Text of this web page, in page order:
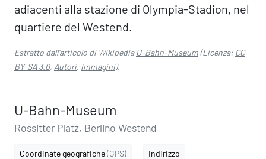
adiacenti alla stazione di Olympia-Stadion, nel
quartiere del Westend.
Estratto dall'articolo di Wikipedia U-Bahn-Museum(Licenza: CC
BY-SA 3.0, Autori, Immagini).
U-Bahn-Museum
Rossitter Platz, Berlino Westend
Coordinate geografiche(GPS) Indirizzo